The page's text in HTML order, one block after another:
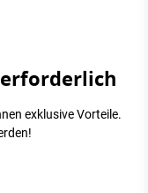
exklusive Vorteile.